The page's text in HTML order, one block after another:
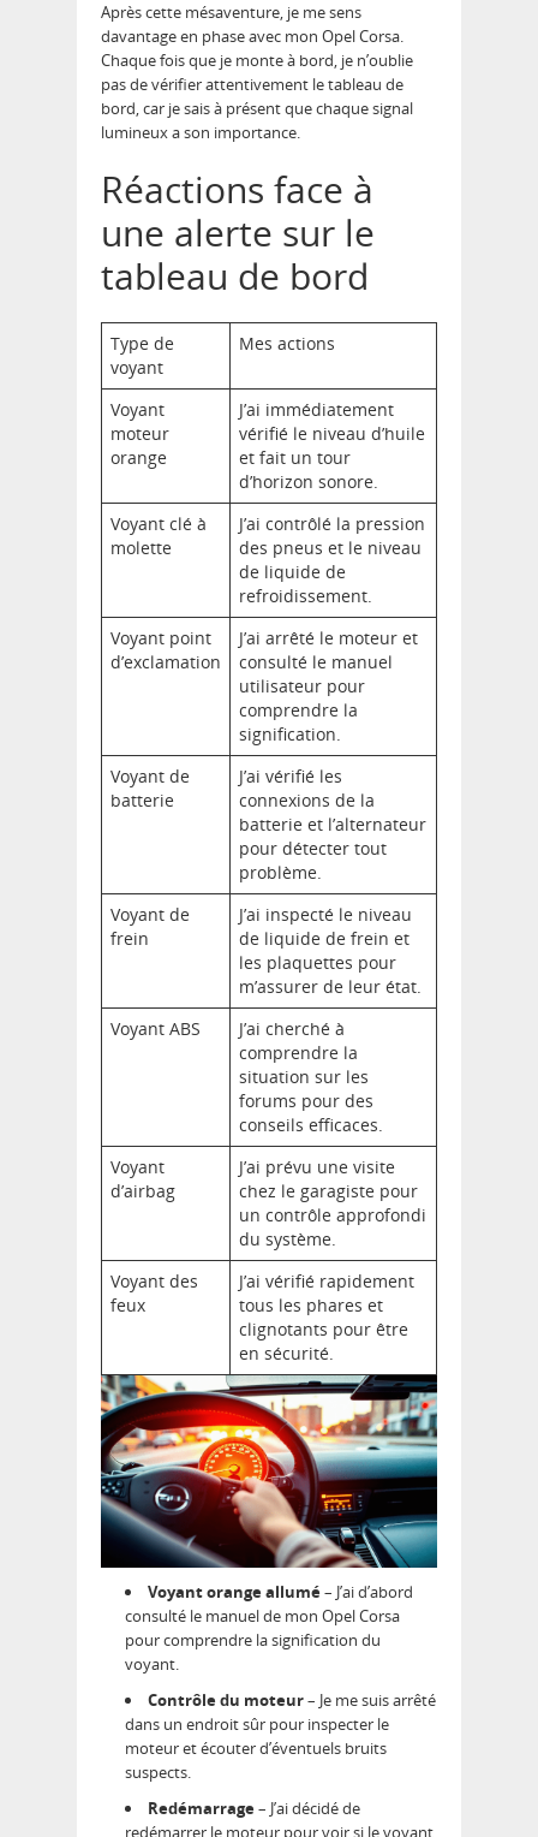
Après cette mésaventure, je me sens
davantage en phase avec mon Opel Corsa.
Chaque fois que je monte à bord, je n’oublie
pas de vérifier attentivement le tableau de
bord, car je sais à présent que chaque signal
lumineux a son importance.
Réactions face à
une alerte sur le
tableau de bord
Type de
voyant
Mes actions
Voyant
moteur
orange
J’ai immédiatement
vérifié le niveau d’huile
et fait un tour
d’horizon sonore.
Voyant clé à
molette
J’ai contrôlé la pression
des pneus et le niveau
de liquide de
refroidissement.
Voyant point
d’exclamation
J’ai arrêté le moteur et
consulté le manuel
utilisateur pour
comprendre la
signification.
Voyant de
batterie
J’ai vérifié les
connexions de la
batterie et l’alternateur
pour détecter tout
problème.
Voyant de
frein
J’ai inspecté le niveau
de liquide de frein et
les plaquettes pour
m’assurer de leur état.
Voyant ABS
J’ai cherché à
comprendre la
situation sur les
forums pour des
conseils efficaces.
Voyant
d’airbag
J’ai prévu une visite
chez le garagiste pour
un contrôle approfondi
du système.
Voyant des
feux
J’ai vérifié rapidement
tous les phares et
clignotants pour être
en sécurité.
Voyant orange allumé– J’ai d’abord
consulté le manuel de mon Opel Corsa
pour comprendre la signification du
voyant.
Contrôle du moteur– Je me suis arrêté
dans un endroit sûr pour inspecter le
moteur et écouter d’éventuels bruits
suspects.
Redémarrage– J’ai décidé de